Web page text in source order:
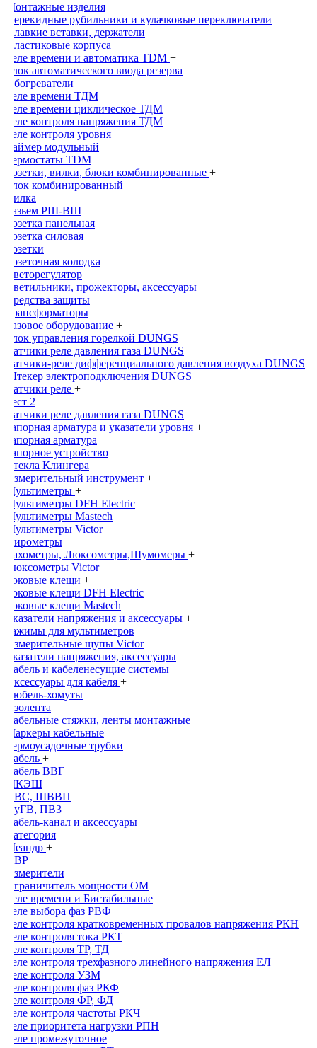
Монтажные изделия
Перекидные рубильники и кулачковые переключатели
Плавкие вставки, держатели
Пластиковые корпуса
Реле времени и автоматика TDM +
Блок автоматического ввода резерва
Обогреватели
Реле времени ТДМ
Реле времени циклическое ТДМ
Реле контроля напряжения ТДМ
Реле контроля уровня
Таймер модульный
Термостаты TDM
Розетки, вилки, блоки комбинированные +
Блок комбинированный
Вилка
Разьем РШ-ВШ
Розетка панельная
Розетка силовая
Розетки
Розеточная колодка
Светорегулятор
Светильники, прожекторы, аксессуары
Средства защиты
Трансформаторы
Газовое оборудование +
Блок управления горелкой DUNGS
Датчики реле давления газа DUNGS
Датчики-реле дифференциального давления воздуха DUNGS
Штекер электроподключения DUNGS
Датчики реле +
Тест 2
Датчики реле давления газа DUNGS
Запорная арматура и указатели уровня +
Запорная арматура
Запорное устройство
Стекла Клингера
Измерительный инструмент +
Мультиметры +
Мультиметры DFH Electric
Мультиметры Mastech
Мультиметры Victor
Пирометры
Тахометры, Люксометры,Шумомеры +
Люксометры Victor
Токовые клещи +
Токовые клещи DFH Electric
Токовые клещи Mastech
Указатели напряжения и аксессуары +
Зажимы для мультиметров
Измерительные щупы Victor
Указатели напряжения, аксессуары
Кабель и кабеленесущие системы +
Аксессуары для кабеля +
Дюбель-хомуты
Изолента
Кабельные стяжки, ленты монтажные
Маркеры кабельные
Термоусадочные трубки
Кабель +
Кабель ВВГ
МКЭШ
ПВС, ШВВП
ПуГВ, ПВ3
Кабель-канал и аксессуары
Категория
Меандр +
АВР
Измерители
Ограничитель мощности ОМ
Реле времени и Бистабильные
Реле выбора фаз РВФ
Реле контроля кратковременных провалов напряжения РКН
Реле контроля тока РКТ
Реле контроля ТР, ТД
Реле контроля трехфазного линейного напряжения ЕЛ
Реле контроля УЗМ
Реле контроля фаз РКФ
Реле контроля ФР, ФД
Реле контроля частоты РКЧ
Реле приоритета нагрузки РПН
Реле промежуточное